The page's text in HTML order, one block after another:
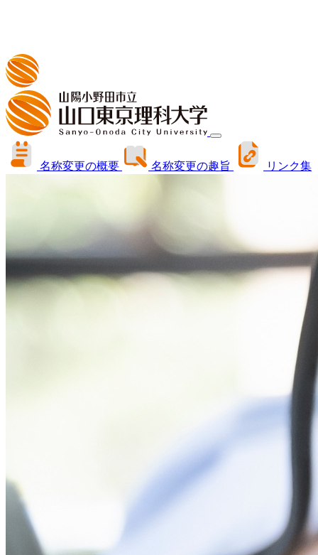
名称変更の概要 名称変更の趣旨 リンク集